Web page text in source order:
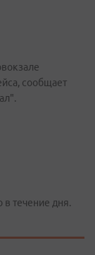
сообщает
в течение дня.